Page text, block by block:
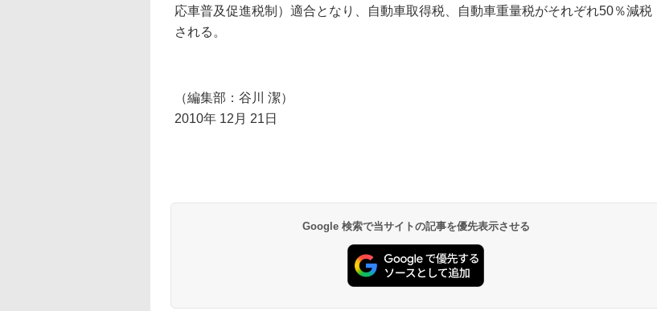
応車普及促進税制）適合となり、自動車取得税、自動車重量税がそれぞれ50％減税
される。
（編集部：谷川 潔）
2010年 12月 21日
Google 検索で当サイトの記事を優先表示させる